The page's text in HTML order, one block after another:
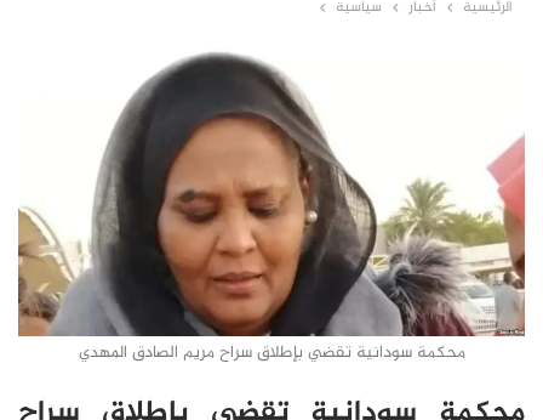
الرئيسية أخبار سياسية
محكمة سودانية تقضي بإطلاق سراح مريم الصادق المهدي